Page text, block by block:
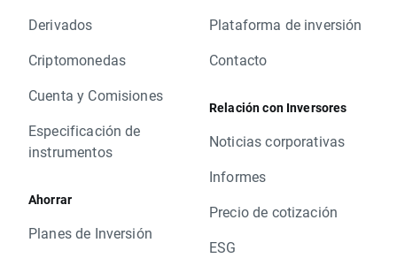
Derivados
Criptomonedas
Cuenta y Comisiones
Especificación de
instrumentos
Ahorrar
Planes de Inversión
Plataforma de inversión
Contacto
Relación con Inversores
Noticias corporativas
Informes
Precio de cotización
ESG